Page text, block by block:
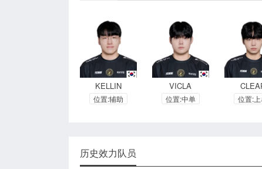
KELLIN
位置:辅助
VICLA
位置:中单 位置:
历史效力队员